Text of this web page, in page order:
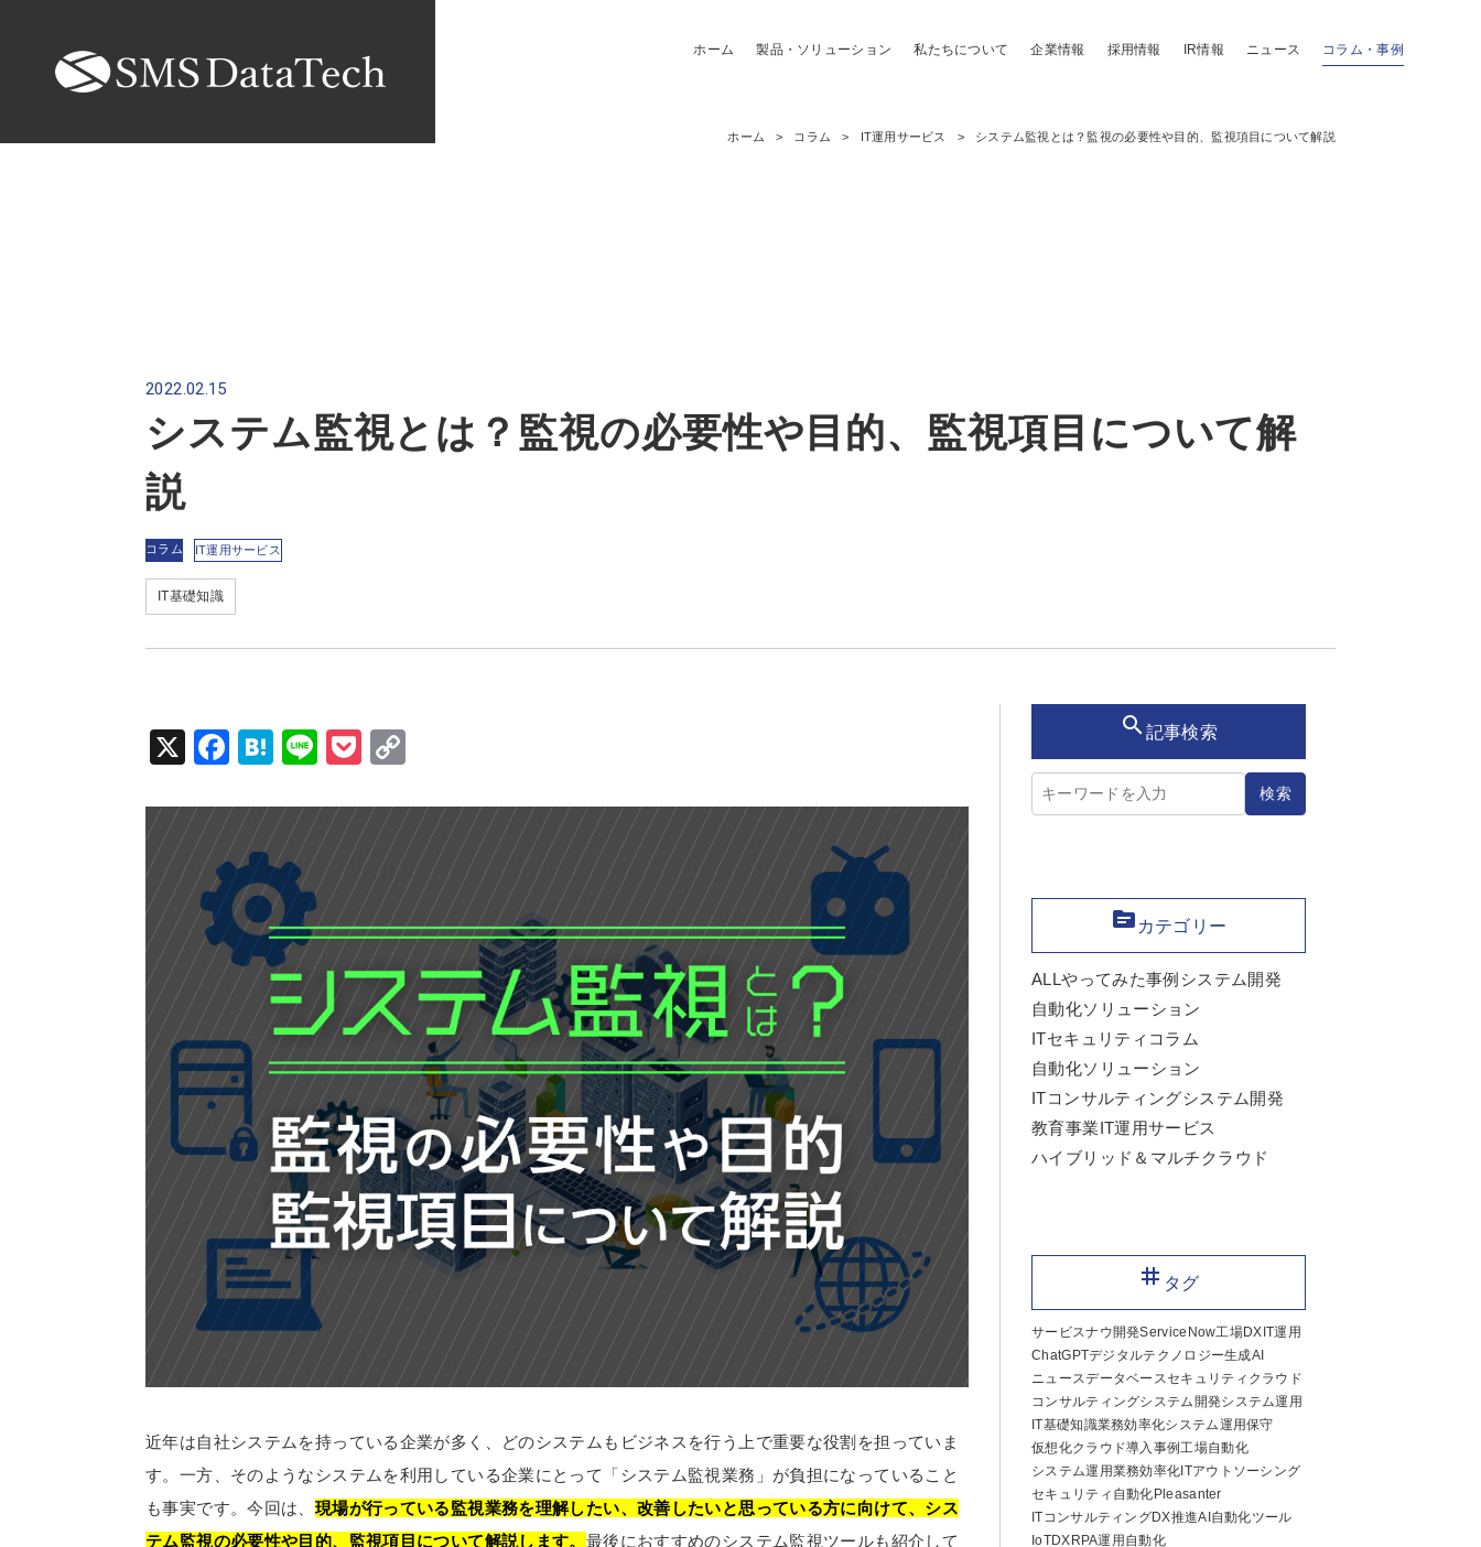
ホーム 製品・ソリューション 私たちについて 企業情報 採用情報 IR情報 ニュース コラム・事例
ホーム コラム IT運用サービス システム監視とは？監視の必要性や目的、監視項目について解説
2022.02.15
システム監視とは？監視の必要性や目的、監視項目について解
説
コラム IT運用サービス
IT基礎知識
X
Fac
ok
Hat
Line
Poc
nk
近年は自社システムを持っている企業が多く、どのシステムもビジネスを行う上で重要な役割を担っていま
す。一方、そのようなシステムを利用している企業にとって「システム監視業務」が負担になっていること
も事実です。今回は、 現場が行っている監視業務を理解したい、改善したいと思っている方に向けて、シス
テム監視の必要性や目的、監視項目について解説します。 最後におすすめのシステム監視ツールも紹介して
search記事検索
記事検索 検索
topic カテゴリー
ALLやってみた事例システム開発
自動化ソリューション
ITセキュリティ コラム
自動化ソリューション
ITコンサルティングシステム開発
教育事業IT運用サービス
ハイブリッド＆マルチクラウド
tag タグ
サービスナウ開発ServiceNow工場DX IT運用
ChatGPTデジタルテクノロジー生成AI
ニュースデータベースセキュリティ クラウド
コンサルティングシステム開発システム運用
IT基礎知識業務効率化システム運用保守
仮想化クラウド導入事例工場自動化
システム運用業務効率化 ITアウトソーシング
セキュリティ 自動化 Pleasanter
ITコンサルティングDX推進AI 自動化ツール
IoTDX RPA運用自動化